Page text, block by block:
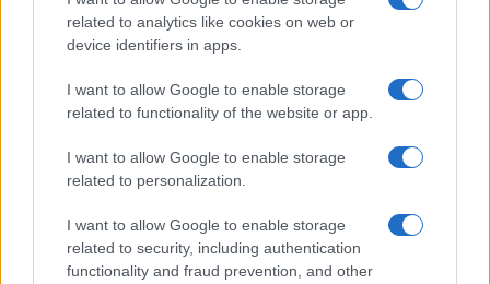
related to analytics like cookies on web or
device identifiers in apps.
I want to allow Google to enable storage
related to functionality of the website or app.
I want to allow Google to enable storage
related to personalization.
I want to allow Google to enable storage
related to security, including authentication
functionality and fraud prevention, and other